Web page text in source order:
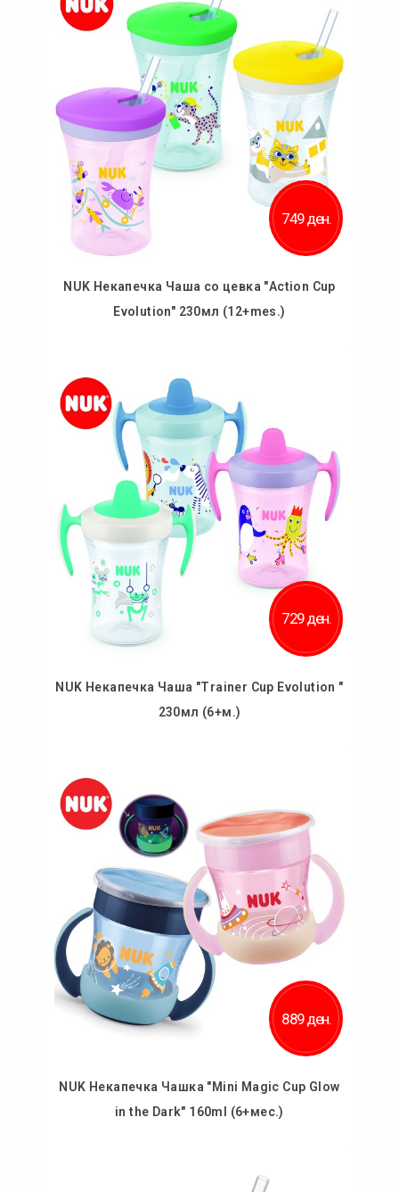
749 ден.
NUK Некапечка Чаша со цевка "Action Cup
Evolution" 230мл (12+mes.)
Додај во желби
Додај за споредба
729 ден.
NUK Некапечка Чаша "Trainer Cup Evolution "
230мл (6+м.)
Додај во желби
Додај за споредба
889 ден.
NUK Некапечка Чашка "Mini Magic Cup Glow
in the Dark" 160ml (6+мес.)